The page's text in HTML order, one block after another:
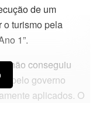
de um
o turismo pela
1”.
não conseguiu
pelo governo
aplicados. O